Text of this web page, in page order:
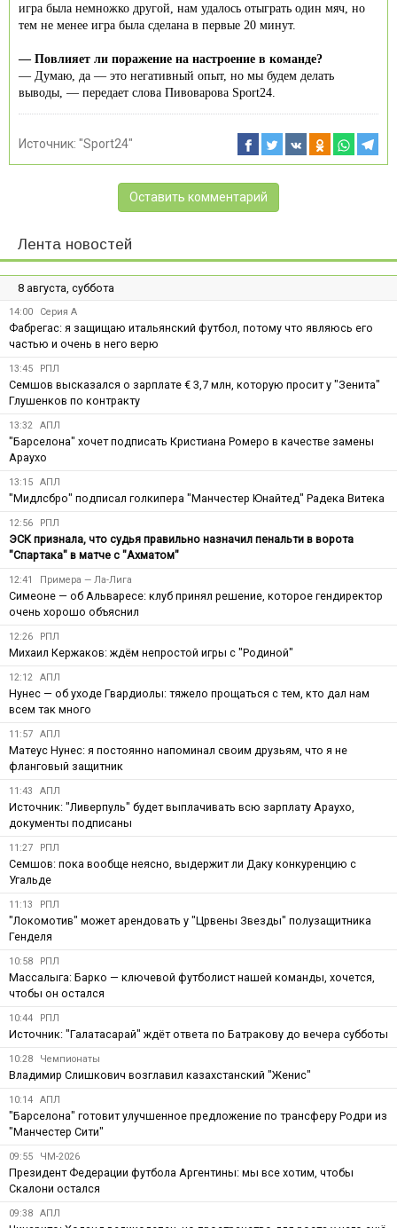
игра была немножко другой, нам удалось отыграть один мяч, но
тем не менее игра была сделана в первые 20 минут.
— Повлияет ли поражение на настроение в команде?
— Думаю, да — это негативный опыт, но мы будем делать
выводы, — передает слова Пивоварова Sport24.
Источник: "Sport24"
Оставить комментарий
Лента новостей
8 августа, суббота
14:00 Серия А
Фабрегас: я защищаю итальянский футбол, потому что являюсь его
частью и очень в него верю
13:45 РПЛ
Семшов высказался о зарплате € 3,7 млн, которую просит у "Зенита"
Глушенков по контракту
13:32 АПЛ
"Барселона" хочет подписать Кристиана Ромеро в качестве замены
Араухо
13:15 АПЛ
"Мидлсбро" подписал голкипера "Манчестер Юнайтед" Радека Витека
12:56 РПЛ
ЭСК признала, что судья правильно назначил пенальти в ворота
"Спартака" в матче с "Ахматом"
12:41 Примера — Ла-Лига
Симеоне — об Альваресе: клуб принял решение, которое гендиректор
очень хорошо объяснил
12:26 РПЛ
Михаил Кержаков: ждём непростой игры с "Родиной"
12:12 АПЛ
Нунес — об уходе Гвардиолы: тяжело прощаться с тем, кто дал нам
всем так много
11:57 АПЛ
Матеус Нунес: я постоянно напоминал своим друзьям, что я не
фланговый защитник
11:43 АПЛ
Источник: "Ливерпуль" будет выплачивать всю зарплату Араухо,
документы подписаны
11:27 РПЛ
Семшов: пока вообще неясно, выдержит ли Даку конкуренцию с
Угальде
11:13 РПЛ
"Локомотив" может арендовать у "Црвены Звезды" полузащитника
Генделя
10:58 РПЛ
Массалыга: Барко — ключевой футболист нашей команды, хочется,
чтобы он остался
10:44 РПЛ
Источник: "Галатасарай" ждёт ответа по Батракову до вечера субботы
10:28 Чемпионаты
Владимир Слишкович возглавил казахстанский "Женис"
10:14 АПЛ
"Барселона" готовит улучшенное предложение по трансферу Родри из
"Манчестер Сити"
09:55 ЧМ-2026
Президент Федерации футбола Аргентины: мы все хотим, чтобы
Скалони остался
09:38 АПЛ